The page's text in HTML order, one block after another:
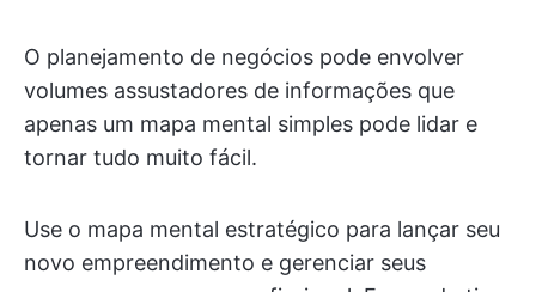
O planejamento de negócios pode envolver
volumes assustadores de informações que
apenas um mapa mental simples pode lidar e
tornar tudo muito fácil.
Use o mapa mental estratégico para lançar seu
novo empreendimento e gerenciar seus